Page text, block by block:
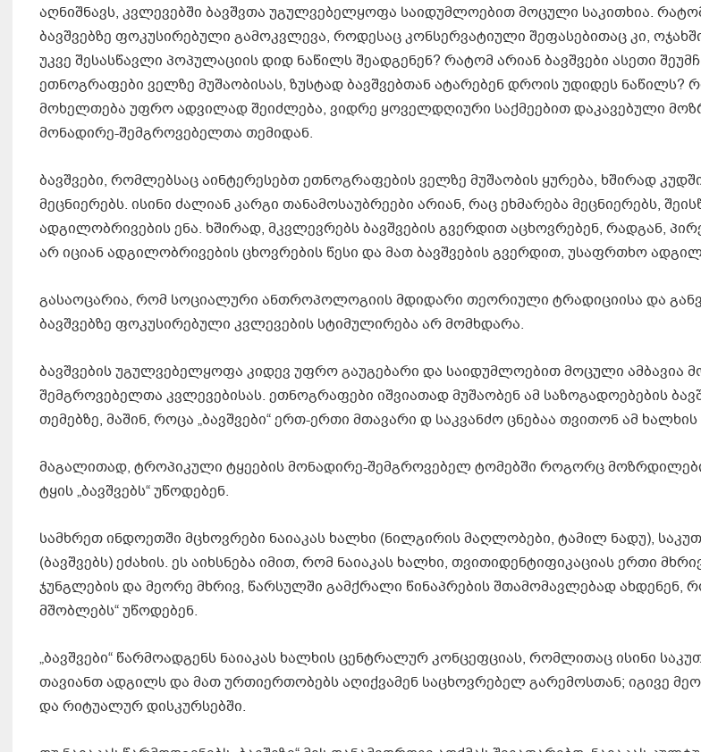
აღნიშნავს, კვლევებში ბავშვთა უგულვებელყოფა საიდუმლოებით მოცული საკითხია.
ბავშვებზე ფოკუსირებული გამოკვლევა, როდესაც კონსერვატიული შეფასებითაც კი,
უკვე შესასწავლი პოპულაციის დიდ ნაწილს შეადგენენ? რატომ არიან ბავშვები ასეთი
ეთნოგრაფები ველზე მუშაობისას, ზუსტად ბავშვებთან ატარებენ დროის უდიდეს ნაწილს?
მოხელთება უფრო ადვილად შეიძლება, ვიდრე ყოველდღიური საქმეებით დაკავებული
მონადირე-შემგროვებელთა თემიდან.
ბავშვები, რომლებსაც აინტერესებთ ეთნოგრაფების ველზე მუშაობის ყურება, ხშირად
მეცნიერებს. ისინი ძალიან კარგი თანამოსაუბრეები არიან, რაც ეხმარება მეცნიერებს,
ადგილობრივების ენა. ხშირად, მკვლევრებს ბავშვების გვერდით აცხოვრებენ, რადგან,
არ იციან ადგილობრივების ცხოვრების წესი და მათ ბავშვების გვერდით, უსაფრთხო
გასაოცარია, რომ სოციალური ანთროპოლოგიის მდიდარი თეორიული ტრადიციისა და
ბავშვებზე ფოკუსირებული კვლევების სტიმულირება არ მომხდარა.
ბავშვების უგულვებელყოფა კიდევ უფრო გაუგებარი და საიდუმლოებით მოცული ამბავია
შემგროვებელთა კვლევებისას. ეთნოგრაფები იშვიათად მუშაობენ ამ საზოგადოებების
თემებზე, მაშინ, როცა „ბავშვები“ ერთ-ერთი მთავარი დ საკვანძო ცნებაა თვითონ ამ
მაგალითად, ტროპიკული ტყეების მონადირე-შემგროვებელ ტომებში როგორც მოზრდილები,
ტყის „ბავშვებს“ უწოდებენ.
სამხრეთ ინდოეთში მცხოვრები ნაიაკას ხალხი (ნილგირის მაღლობები, ტამილ ნადუ),
(ბავშვებს) ეძახის. ეს აიხსნება იმით, რომ ნაიაკას ხალხი, თვითიდენტიფიკაციას ერთი
ჯუნგლების და მეორე მხრივ, წარსულში გამქრალი წინაპრების შთამომავლებად ახდენენ,
მშობლებს“ უწოდებენ.
„ბავშვები“ წარმოადგენს ნაიაკას ხალხის ცენტრალურ კონცეფციას, რომლითაც ისინი
თავიანთ ადგილს და მათ ურთიერთობებს აღიქვამენ საცხოვრებელ გარემოსთან; იგივე
და რიტუალურ დისკურსებში.